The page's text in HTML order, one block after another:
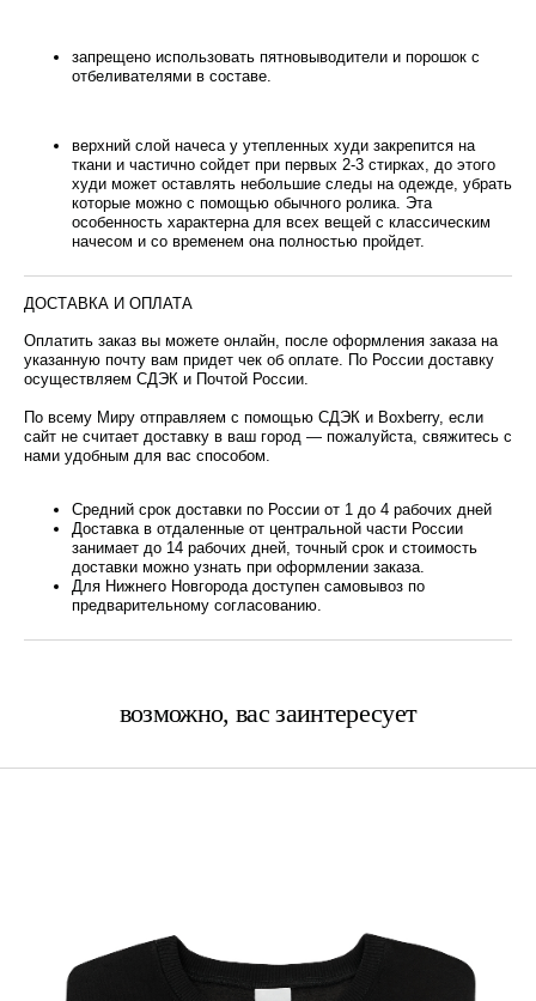
запрещено использовать пятновыводители и порошок с
отбеливателями в составе.
верхний слой начеса у утепленных худи закрепится на
ткани и частично сойдет при первых 2-3 стирках, до этого
худи может оставлять небольшие следы на одежде, убрать
которые можно с помощью обычного ролика. Эта
особенность характерна для всех вещей с классическим
начесом и со временем она полностью пройдет.
ДОСТАВКА И ОПЛАТА
Оплатить заказ вы можете онлайн, после оформления заказа на
указанную почту вам придет чек об оплате. По России доставку
осуществляем СДЭК и Почтой России.
По всему Миру отправляем с помощью СДЭК и Boxberry, если
сайт не считает доставку в ваш город — пожалуйста, свяжитесь с
нами удобным для вас способом.
Средний срок доставки по России от 1 до 4 рабочих дней
Доставка в отдаленные от центральной части России
занимает до 14 рабочих дней, точный срок и стоимость
доставки можно узнать при оформлении заказа.
Для Нижнего Новгорода доступен самовывоз по
предварительному согласованию.
возможно, вас заинтересует